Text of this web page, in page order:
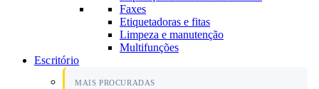
Faxes
Etiquetadoras e fitas
Limpeza e manutenção
Multifunções
Escritório
MAIS PROCURADAS